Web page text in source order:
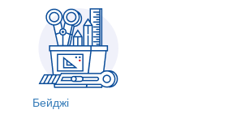
Бейджі